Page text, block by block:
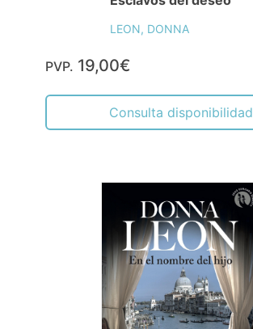
LEON, DONNA
PVP. 19,00€
Consulta disponibilidad